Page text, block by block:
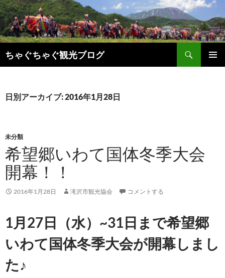
ちゃぐちゃぐ観光ブログ
索
ン
キ
ッ
プ
日別アーカイブ: 2016年1月28日
未分類
希望郷いわて国体冬季大会
開幕！！
2016年1月28日 滝沢市観光協会 コメントする
1月27日（水）~31日まで希望郷
いわて国体冬季大会が開幕しまし
た♪